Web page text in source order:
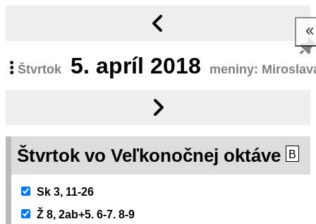
Štvrtok 5. apríl 2018 meniny:
Štvrtok vo Veľkonočnej oktáve B
Sk 3, 11-26
Ž 8, 2ab+5. 6-7. 8-9